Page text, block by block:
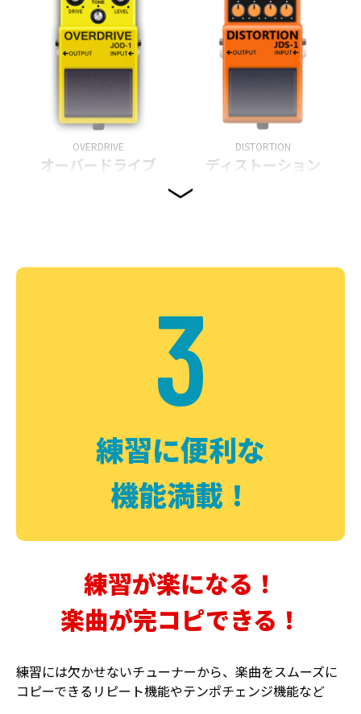
OVERDRIVE
オーバードライブ
DISTORTION
ディストーション
DELAY PHASER
3
練習に便利な
機能満載！
練習が楽になる！
楽曲が完コピできる！
練習には欠かせないチューナーから、楽曲をスムーズに
コピーできるリピート機能やテンポチェンジ機能など